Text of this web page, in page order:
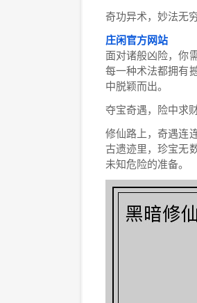
奇功异术，妙法无
庄闲官方网站
面对诸般凶险，你
每一种术法都拥有
中脱颖而出。
夺宝奇遇，险中求
修仙路上，奇遇连
古遗迹里，珍宝无
未知危险的准备。